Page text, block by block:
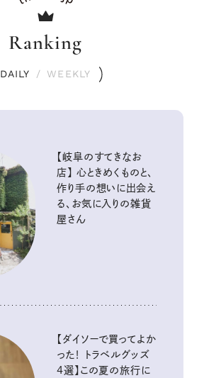
Ranking
DAILY / WEEKLY
【岐阜のすてきなお
店】 心ときめくものと、
作り手の想いに出会え
る、お気に入りの雑貨
屋さん
【ダイソーで買ってよか
った！ トラベルグッズ
4選】この夏の旅行に